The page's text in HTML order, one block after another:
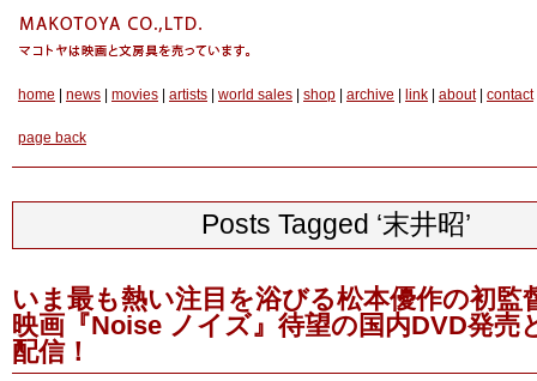
home news movies artists world sales shop archive link about| contact
page back
Posts Tagged ‘末井昭’
いま最も熱い注目を浴びる松本優作の初監
映画『Noise ノイズ』待望の国内DVD発売
配信！